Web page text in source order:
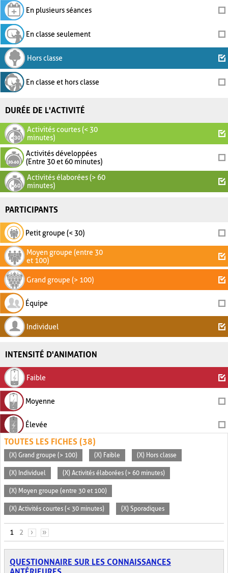
En plusieurs séances
En classe seulement
Hors classe
En classe et hors classe
DURÉE DE L'ACTIVITÉ
Activités courtes (< 30
minutes)
Activités développées
(Entre 30 et 60 minutes)
Activités élaborées (> 60
minutes)
PARTICIPANTS
Petit groupe (< 30)
Moyen groupe (entre 30
et 100)
Grand groupe (> 100)
Équipe
Individuel
INTENSITÉ D'ANIMATION
Faible
Moyenne
Élevée
TOUTES LES FICHES (38)
(X) Grand groupe (> 100) (X) Faible (X) Hors classe
(X) Individuel (X) Activités élaborées (> 60 minutes)
(X) Moyen groupe (entre 30 et 100)
(X) Activités courtes (< 30 minutes) (X) Sporadiques
PAGES
1 2 › »
QUESTIONNAIRE SUR LES CONNAISSANCES